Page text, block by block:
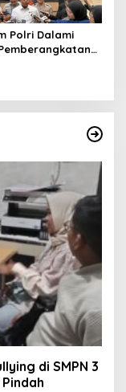
Polri Dalami
di SMPN 3